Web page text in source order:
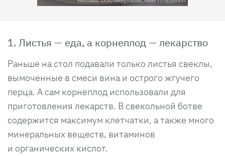
1. Листья — еда, а корнеплод — лекарство
Раньше на стол подавали только листья свеклы,
вымоченные в смеси вина и острого жгучего
перца. А сам корнеплод использовали для
приготовления лекарств. В свекольной ботве
содержится максимум клетчатки, а также много
минеральных веществ, витаминов
и органических кислот.